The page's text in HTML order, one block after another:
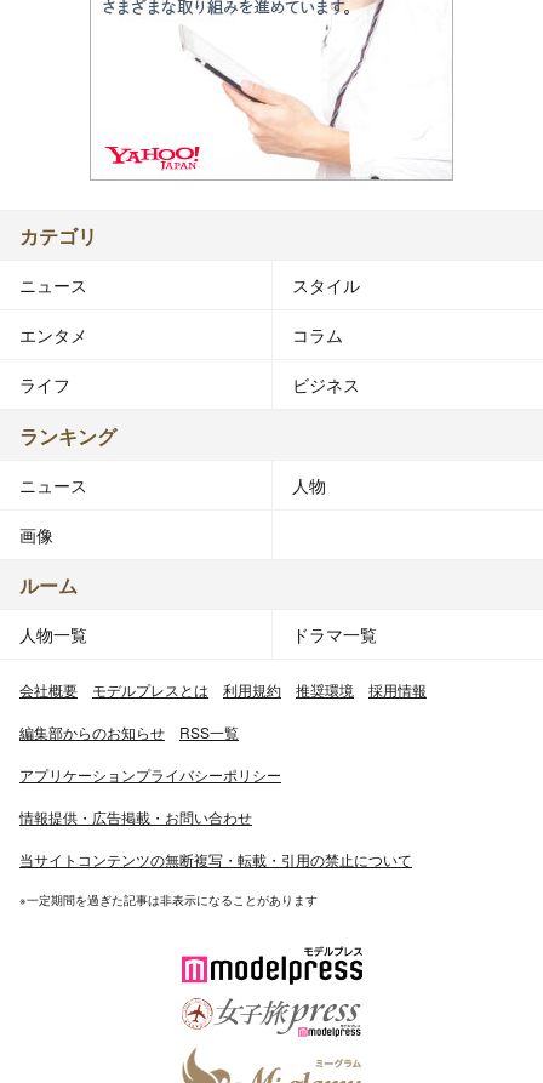
カテゴリ
ニュース スタイル
エンタメ コラム
ライフ ビジネス
ランキング
ニュース 人物
画像
ルーム
人物一覧 ドラマ一覧
会社概要 モデルプレスとは 利用規約 推奨環境 採用情報
編集部からのお知らせ RSS一覧
アプリケーションプライバシーポリシー
情報提供・広告掲載・お問い合わせ
当サイトコンテンツの無断複写・転載・引用の禁止について
※一定期間を過ぎた記事は非表示になることがあります